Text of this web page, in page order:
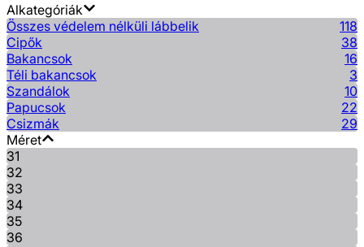
Alkategóriák
Összes védelem nélküli lábbelik
118
Cipők
38
Bakancsok
16
Téli bakancsok
3
Szandálok
10
Papucsok
22
Csizmák
29
Méret
31
32
33
34
35
36